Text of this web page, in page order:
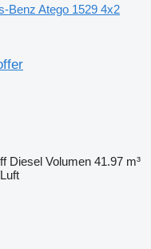
Benz Atego 1529 4x2
Diesel Volumen 41.97 m³